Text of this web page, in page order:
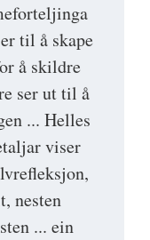
til å skape
å skildre
ser ut til å
... Helles
viser
nesten
... ein